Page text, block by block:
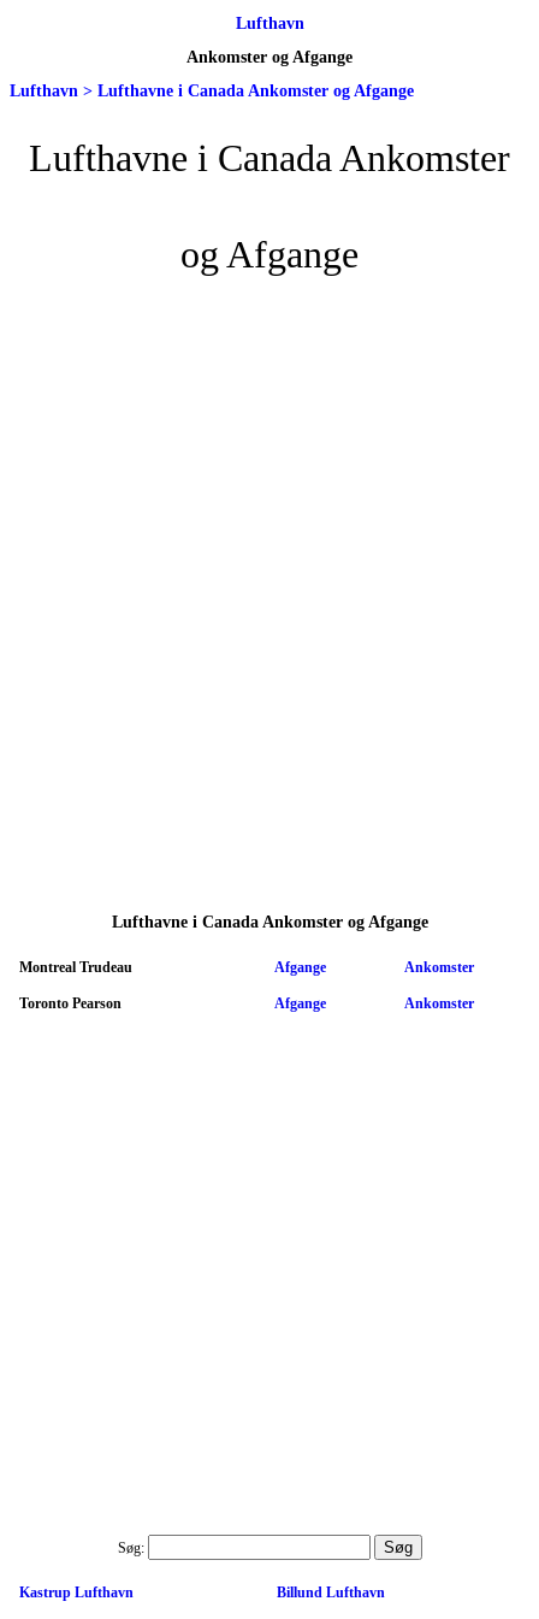
Lufthavn
Ankomster og Afgange
Lufthavn > Lufthavne i Canada Ankomster og Afgange
Lufthavne i Canada Ankomster
og Afgange
Lufthavne i Canada Ankomster og Afgange
Montreal Trudeau Afgange Ankomster
Toronto Pearson Afgange Ankomster
Søg:
Kastrup Lufthavn Billund Lufthavn